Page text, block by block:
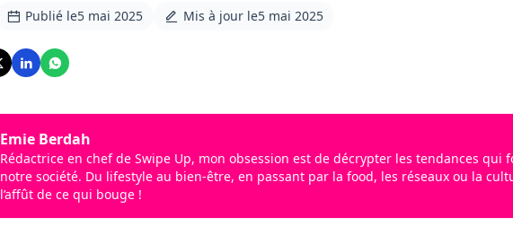
Publié le5 mai 2025 Mis à jour le5 mai 2025
Emie Berdah
Rédactrice en chef de Swipe Up, mon obsession est de décrypter les tendances qui
notre société. Du lifestyle au bien-être, en passant par la food, les réseaux ou la
l’affût de ce qui bouge !